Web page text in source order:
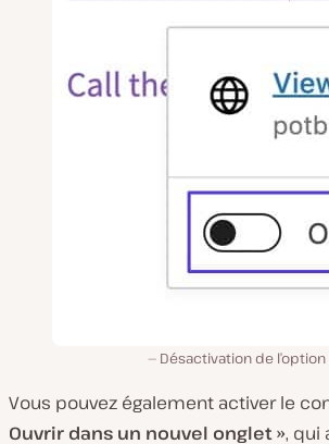
Désactivation de
Vous pouvez également activer le
Ouvrir dans un nouvel onglet», qui